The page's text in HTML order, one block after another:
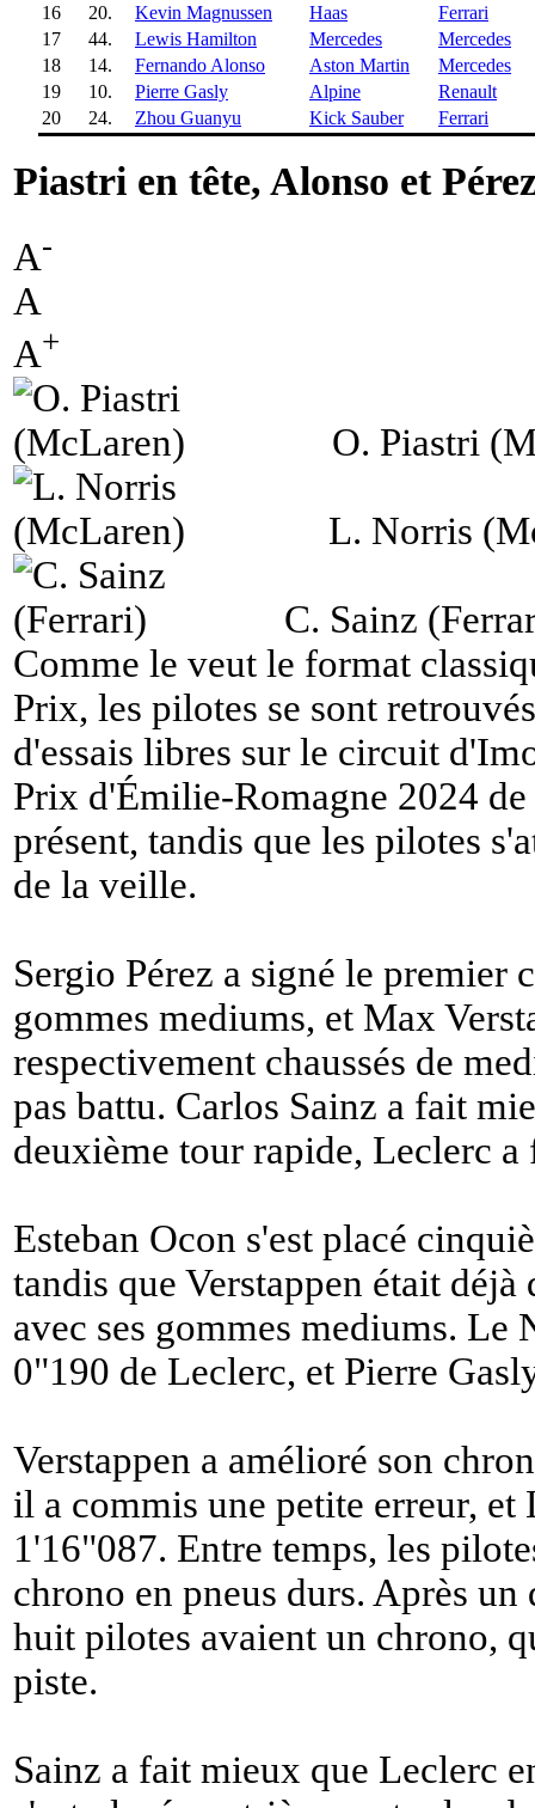
16
20. Kevin Magnussen Haas
Ferrari
17
44. Lewis Hamilton Mercedes
Mercedes
18
14. Fernando Alonso Aston Martin
Mercedes
19
10. Pierre Gasly Alpine
Renault
20
24. Zhou Guanyu Kick Sauber Ferrari
Piastri en tête, Alonso et
A-
A
A+
O. Piastri
L. Norris
C. Sainz
Comme le veut le format
Prix, les pilotes se sont
d'essais libres sur le circuit
Prix d'Émilie-Romagne 2024
présent, tandis que les pilotes
de la veille.
Sergio Pérez a signé le premier
gommes mediums, et Max
respectivement chaussés de
pas battu. Carlos Sainz a fait
deuxième tour rapide, Leclerc
Esteban Ocon s'est placé
tandis que Verstappen était
avec ses gommes mediums. Le
0"190 de Leclerc, et Pierre
Verstappen a amélioré son
il a commis une petite erreur, et
1'16"087. Entre temps, les
chrono en pneus durs. Après un
huit pilotes avaient un chrono,
piste.
Sainz a fait mieux que Leclerc